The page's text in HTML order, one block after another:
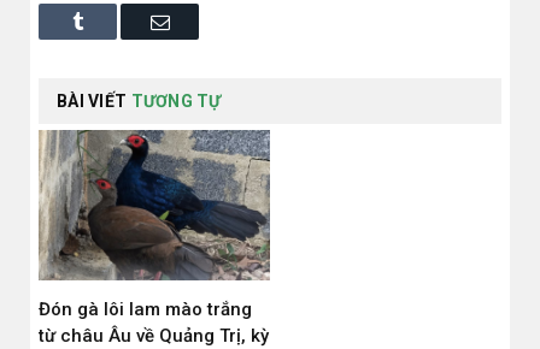
Tumblr Email
BÀI VIẾT TƯƠNG TỰ
Đón gà lôi lam mào trắng
từ châu Âu về Quảng Trị, kỳ